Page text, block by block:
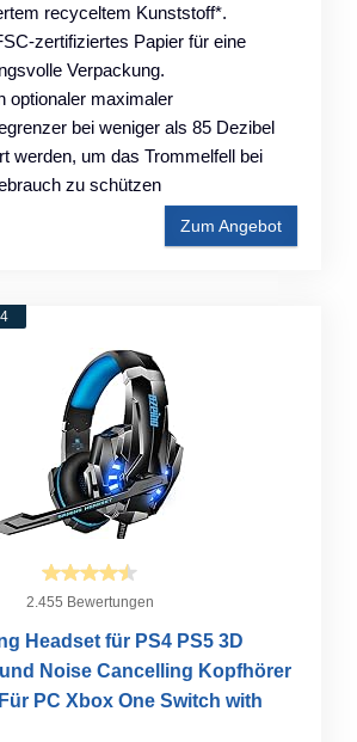
recyceltem Kunststoff*.
zertifiziertes Papier für eine
Verpackung.
optionaler maximaler
bei weniger als 85 Dezibel
werden, um das Trommelfell bei
zu schützen
Zum Angebot
2.455 Bewertungen
Headset für PS4 PS5 3D
Noise Cancelling Kopfhörer
PC Xbox One Switch with